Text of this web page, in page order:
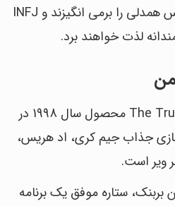
اما با این حال نوعی احساس همدلی را برمی انگیزند و INFJ
لذت خواهند برد.
فیلم سینمایی The Truman Show محصول سال 1998 در
بازی جذاب جیم کری، اد هریس،
ویر است.
ستاره موفق یک برنامه